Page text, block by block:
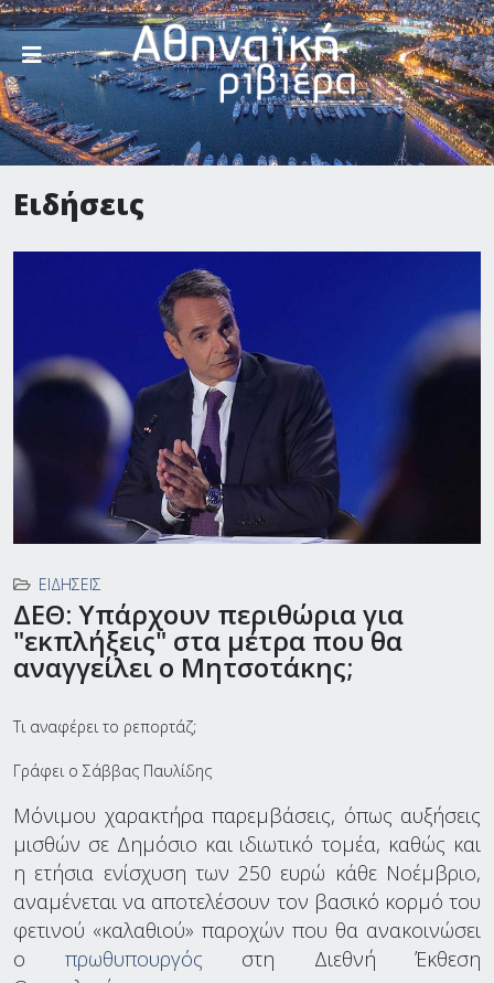
Ειδήσεις
ΕΙΔΉΣΕΙΣ
ΔΕΘ: Υπάρχουν περιθώρια για
"εκπλήξεις" στα μέτρα που θα
αναγγείλει ο Μητσοτάκης;
Τι αναφέρει το ρεπορτάζ;
Γράφει ο Σάββας Παυλίδης
Μόνιμου χαρακτήρα παρεμβάσεις, όπως αυξήσεις
μισθών σε Δημόσιο και ιδιωτικό τομέα, καθώς και
η ετήσια ενίσχυση των 250 ευρώ κάθε Νοέμβριο,
αναμένεται να αποτελέσουν τον βασικό κορμό του
φετινού «καλαθιού» παροχών που θα ανακοινώσει
ο πρωθυπουργός στη Διεθνή Έκθεση